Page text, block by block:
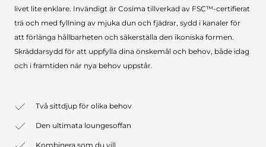
livet lite enklare. Invändigt är Cosima tillverkad av FSC™-certifierat
trä och med fyllning av mjuka dun och fjädrar, sydd i kanaler för
att förlänga hållbarheten och säkerställa den ikoniska formen.
Skräddarsydd för att uppfylla dina önskemål och behov, både idag
och i framtiden när nya behov uppstår.
Två sittdjup för olika behov
Den ultimata loungesoffan
Kombinera som du vill